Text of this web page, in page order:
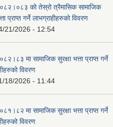
को तेस्रो त्रैमासिक सामाजिक
प्राप्त गर्ने लाभग्राहीहरुको विवरण
21/2026 - 12:54
मा सामाजिक सुरक्षा भत्ता प्राप्त गर्ने
विवरण
18/2026 - 11:44
मा सामाजिक सुरक्षा भत्ता प्राप्त गर्ने
विवरण